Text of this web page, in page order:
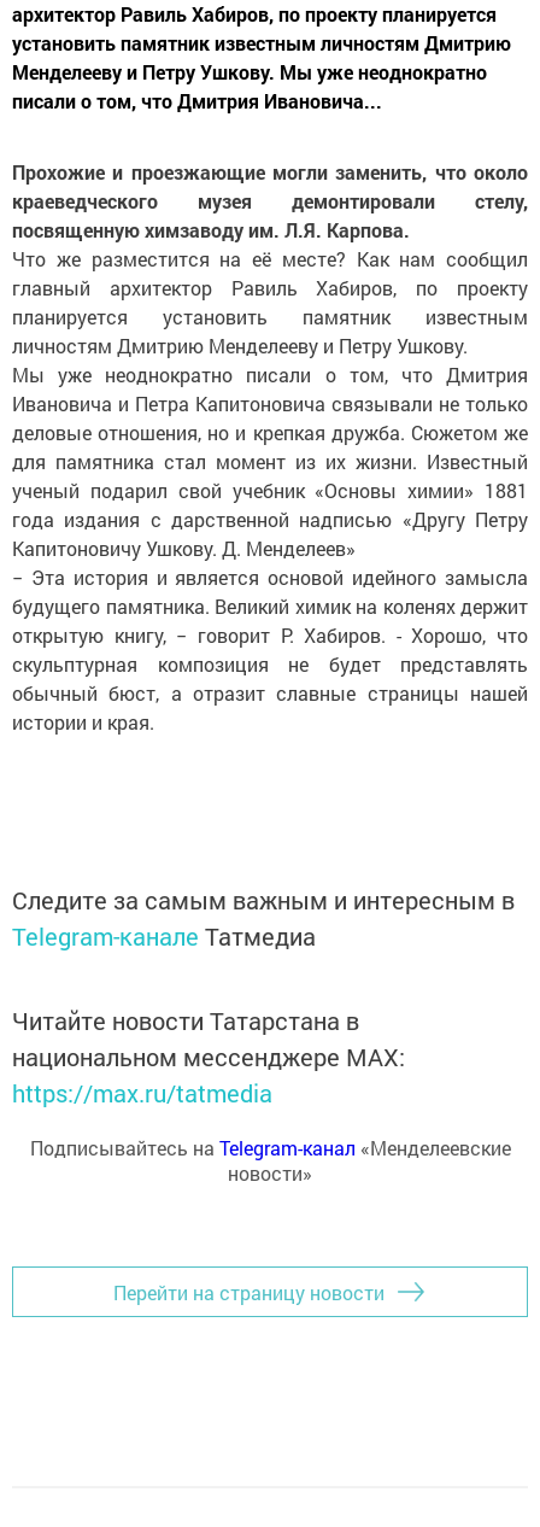
архитектор Равиль Хабиров, по проекту планируется
установить памятник известным личностям Дмитрию
Менделееву и Петру Ушкову. Мы уже неоднократно
писали о том, что Дмитрия Ивановича...
Прохожие и проезжающие могли заменить, что около
краеведческого музея демонтировали стелу,
посвященную химзаводу им. Л.Я. Карпова.
Что же разместится на её месте? Как нам сообщил
главный архитектор Равиль Хабиров, по проекту
планируется установить памятник известным
личностям Дмитрию Менделееву и Петру Ушкову.
Мы уже неоднократно писали о том, что Дмитрия
Ивановича и Петра Капитоновича связывали не только
деловые отношения, но и крепкая дружба. Сюжетом же
для памятника стал момент из их жизни. Известный
ученый подарил свой учебник «Основы химии» 1881
года издания с дарственной надписью «Другу Петру
Капитоновичу Ушкову. Д. Менделеев»
− Эта история и является основой идейного замысла
будущего памятника. Великий химик на коленях держит
открытую книгу, − говорит Р. Хабиров. - Хорошо, что
скульптурная композиция не будет представлять
обычный бюст, а отразит славные страницы нашей
истории и края.
Следите за самым важным и интересным в
Telegram-канале Татмедиа
Читайте новости Татарстана в
национальном мессенджере MАХ:
https://max.ru/tatmedia
Подписывайтесь на Telegram-канал «Менделеевские
новости»
Перейти на страницу новости